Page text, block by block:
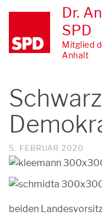
Dr.
SPD
Mitglied
Anhalt
5. FEBRUAR 2020
beiden